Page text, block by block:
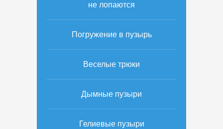
не лопаются
Погружение в пузырь
Веселые трюки
Дымные пузыри
Гелиевые пузыри